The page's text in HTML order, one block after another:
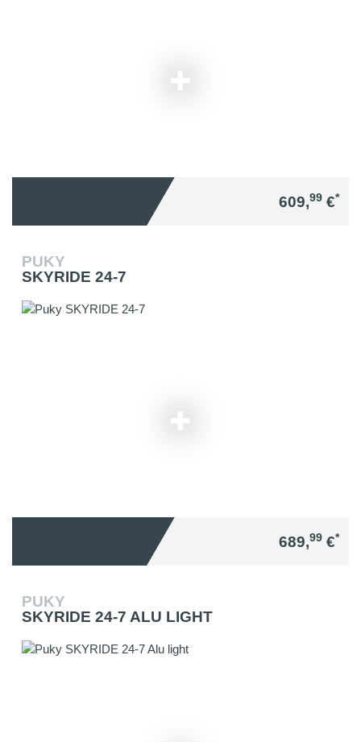
609,99 €*
PUKY
SKYRIDE 24-7
689,99 €*
PUKY
SKYRIDE 24-7 ALU LIGHT